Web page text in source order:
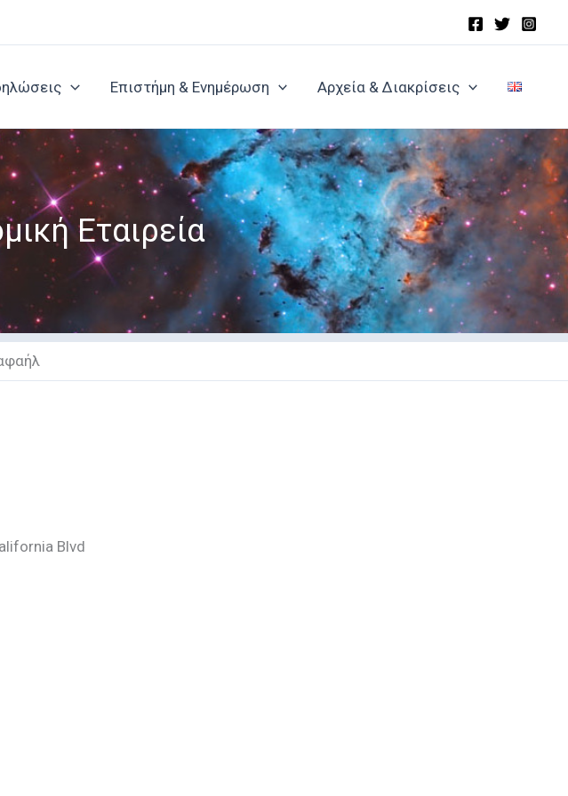
Επιστήμη & Ενημέρωση Αρχεία & Διακρίσεις
Εταιρεία
Blvd